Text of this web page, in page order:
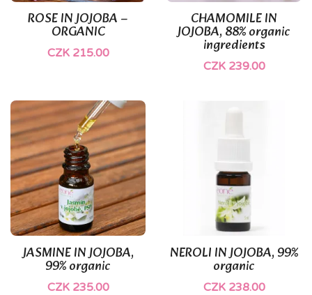
ROSE IN JOJOBA –
ORGANIC
CZK 215.00
CHAMOMILE IN
JOJOBA, 88% organic
ingredients
CZK 239.00
JASMINE IN JOJOBA,
99% organic
CZK 235.00
(1)
NEROLI IN JOJOBA, 99%
organic
CZK 238.00